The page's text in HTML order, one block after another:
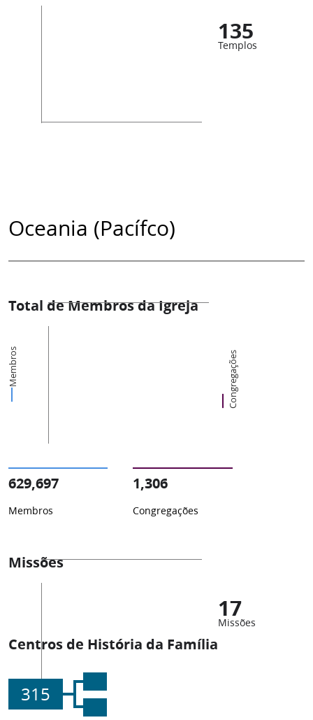
135
Templos
Oceania (Pacífco)
Total de Membros da Igreja
Membros Congregações
629,697
Membros
1,306
Congregações
Missões
17
Missões
Centros de História da Família
315